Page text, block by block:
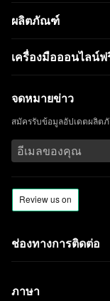
ผลิตภัณฑ์
เครื่องมือออนไลน์ฟ
จดหมายข่าว
สมัครรับข้อมูลอัปเดตผลิต
ช่องทางการติดต่อ
ภาษา